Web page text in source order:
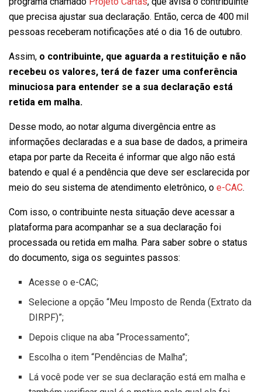
que precisa ajustar sua declaração. Então, cerca de 400 mil
pessoas receberam notificações até o dia 16 de outubro.
Assim, o contribuinte, que aguarda a restituição e não
recebeu os valores, terá de fazer uma conferência
minuciosa para entender se a sua declaração está
retida em malha.
Desse modo, ao notar alguma divergência entre as
informações declaradas e a sua base de dados, a primeira
etapa por parte da Receita é informar que algo não está
batendo e qual é a pendência que deve ser esclarecida por
meio do seu sistema de atendimento eletrônico, o e-CAC.
Com isso, o contribuinte nesta situação deve acessar a
plataforma para acompanhar se a sua declaração foi
processada ou retida em malha. Para saber sobre o status
do documento, siga os seguintes passos:
Acesse o e-CAC;
Selecione a opção “Meu Imposto de Renda (Extrato da
DIRPF)”;
Depois clique na aba “Processamento”;
Escolha o item “Pendências de Malha”;
Lá você pode ver se sua declaração está em malha e